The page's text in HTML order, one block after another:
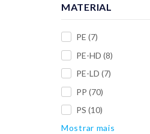
MATERIAL
PE (7)
PE-HD (8)
PE-LD (7)
PP (70)
PS (10)
Mostrar mais